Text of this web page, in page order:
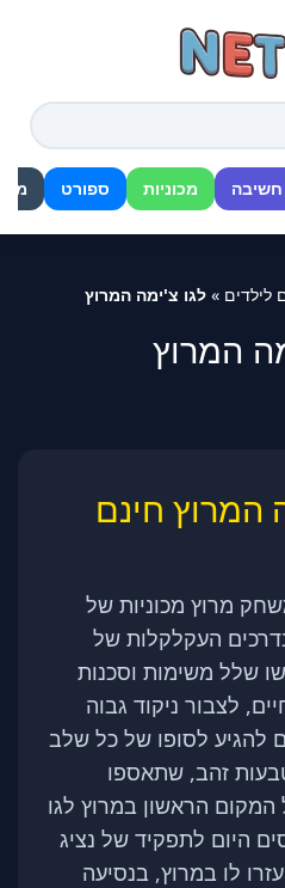
חשיבה מכוניות ספורט
לילדים »לגו צ'ימה המרוץ
המרוץ
המרוץ חינם
מרוץ מכוניות של
העקלקלות של
שלל משימות וסכנות
לצבור ניקוד גבוה
להגיע לסופו של כל שלב
זהב, שתאספו
הראשון במרוץ לגו
היום לתפקיד של נציג
לו במרוץ, בנסיעה